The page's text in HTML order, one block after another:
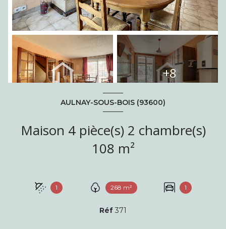
+8
AULNAY-SOUS-BOIS (93600)
Maison 4 pièce(s) 2 chambre(s)
108 m²
1 268 m² 1
Réf 371